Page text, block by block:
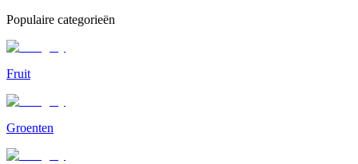
Populaire categorieën
Fruit
Groenten